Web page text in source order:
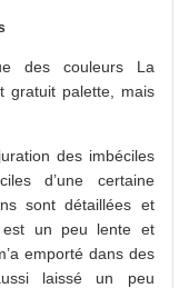
des couleurs La
gratuit palette, mais
des imbéciles
d’une certaine
sont détaillées et
est un peu lente et
emporté dans des
laissé un peu